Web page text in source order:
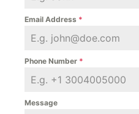
Email Address *
Phone Number *
Message